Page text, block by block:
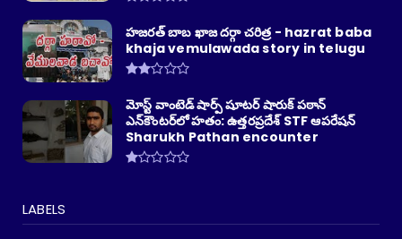
హజరత్ బాబ ఖాజ దర్గా చరిత్ర - hazrat baba
khaja vemulawada story in telugu
మోస్ట్ వాంటెడ్ షార్ప్ షూటర్ షారుక్ పఠాన్
ఎన్‌కౌంటర్‌లో హతం: ఉత్తరప్రదేశ్ STF ఆపరేషన్
Sharukh Pathan encounter
LABELS